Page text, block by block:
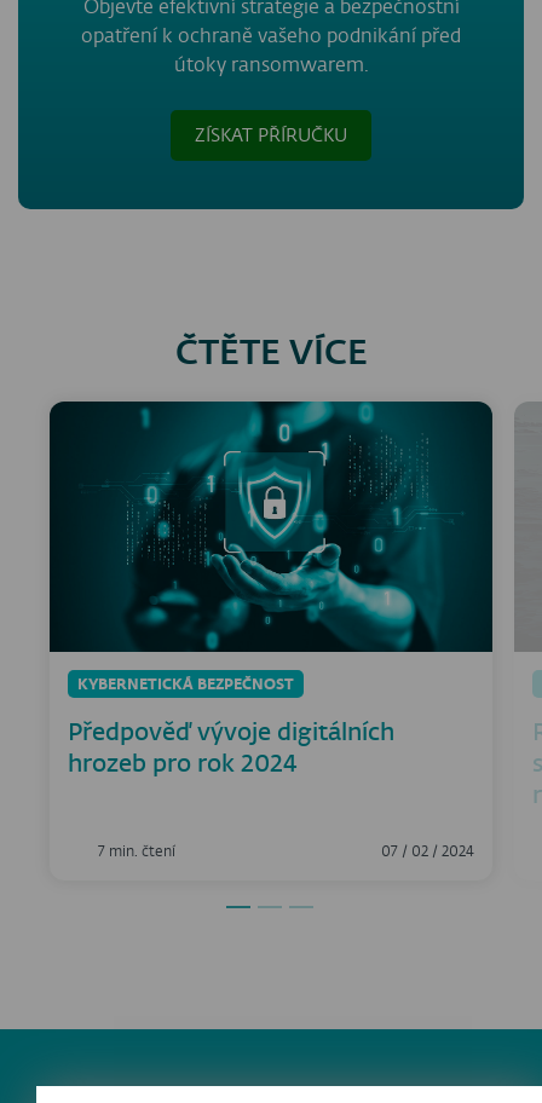
Objevte efektivní strategie a bezpečnostní
opatření k ochraně vašeho podnikání před
útoky ransomwarem.
ZÍSKAT PŘÍRUČKU
ČTĚTE VÍCE
KYBERNETICKÁ BEZPEČNOST
Předpověď vývoje digitálních
hrozeb pro rok 2024
7 min. čtení 07 / 02 / 2024